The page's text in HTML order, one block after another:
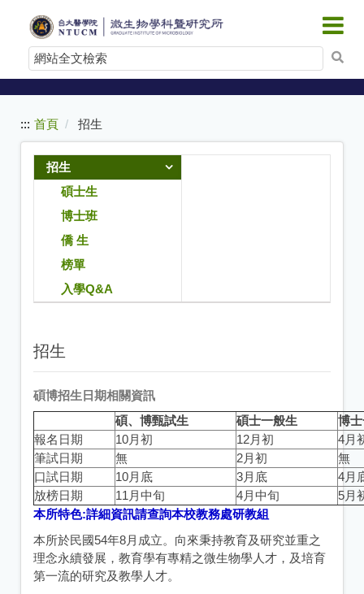
要
索
::: 首頁 招生
招生
碩士生
博士班
僑 生
榜單
入學Q&A
招生
碩博招生日期相關資訊
碩、博甄試生
碩士一般生
博
報名日期
10月初 12月初
4月
筆試日期
無 2月初
無
口試日期
10月底 3月底
4月
放榜日期
11月中旬 4月中旬
5月
本所特色:詳細資訊請查詢本校教務處研教組
本所於民國54年8月成立。向來秉持教育及研究並重之
理念永續發展，教育學有專精之微生物學人才，及培育
第一流的研究及教學人才。